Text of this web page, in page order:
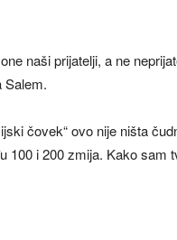
naši prijatelji, a ne
Salem.
čovek“ ovo nije ništa
100 i 200 zmija. Kako sam